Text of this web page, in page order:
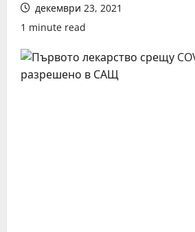
декември 23, 2021
1 minute read